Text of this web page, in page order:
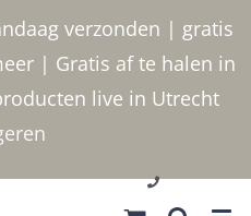
verzonden | gratis
| Gratis af te halen in
live in Utrecht
030 2400000